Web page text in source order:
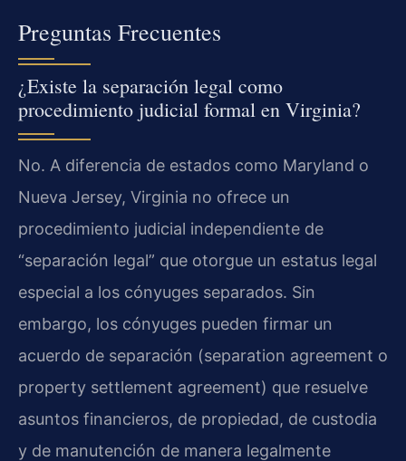
Preguntas Frecuentes
¿Existe la separación legal como
procedimiento judicial formal en Virginia?
No. A diferencia de estados como Maryland o
Nueva Jersey, Virginia no ofrece un
procedimiento judicial independiente de
“separación legal” que otorgue un estatus legal
especial a los cónyuges separados. Sin
embargo, los cónyuges pueden firmar un
acuerdo de separación (separation agreement o
property settlement agreement) que resuelve
asuntos financieros, de propiedad, de custodia
y de manutención de manera legalmente